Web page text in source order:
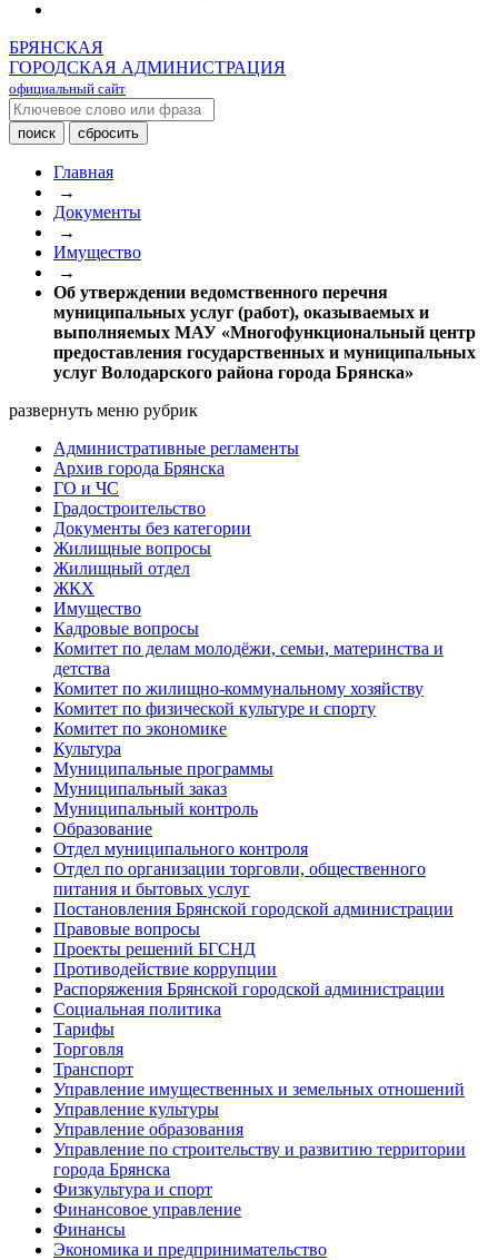
БРЯНСКАЯ
ГОРОДСКАЯ АДМИНИСТРАЦИЯ
официальный сайт
Главная
→
Документы
→
Имущество
→
Об утверждении ведомственного перечня
муниципальных услуг (работ), оказываемых и
выполняемых МАУ «Многофункциональный центр
предоставления государственных и муниципальных
услуг Володарского района города Брянска»
развернуть меню рубрик
Административные регламенты
Архив города Брянска
ГО и ЧС
Градостроительство
Документы без категории
Жилищные вопросы
Жилищный отдел
ЖКХ
Имущество
Кадровые вопросы
Комитет по делам молодёжи, семьи, материнства и
детства
Комитет по жилищно-коммунальному хозяйству
Комитет по физической культуре и спорту
Комитет по экономике
Культура
Муниципальные программы
Муниципальный заказ
Муниципальный контроль
Образование
Отдел муниципального контроля
Отдел по организации торговли, общественного
питания и бытовых услуг
Постановления Брянской городской администрации
Правовые вопросы
Проекты решений БГСНД
Противодействие коррупции
Распоряжения Брянской городской администрации
Социальная политика
Тарифы
Торговля
Транспорт
Управление имущественных и земельных отношений
Управление культуры
Управление образования
Управление по строительству и развитию территории
города Брянска
Физкультура и спорт
Финансовое управление
Финансы
Экономика и предпринимательство